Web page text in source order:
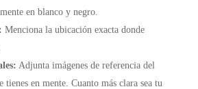
en blanco y negro.
Menciona la ubicación exacta donde
Adjunta imágenes de referencia del
tienes en mente. Cuanto más clara sea tu